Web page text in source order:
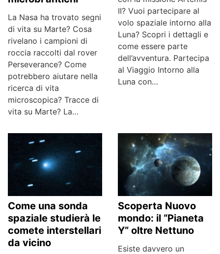
La Nasa ha trovato segni
di vita su Marte? Cosa
rivelano i campioni di
roccia raccolti dal rover
Perseverance? Come
potrebbero aiutare nella
ricerca di vita
microscopica? Tracce di
vita su Marte? La…
II? Vuoi partecipare al
volo spaziale intorno alla
Luna? Scopri i dettagli e
come essere parte
dell’avventura. Partecipa
al Viaggio Intorno alla
Luna con…
Come una sonda
spaziale studierà le
comete interstellari
da vicino
Scoperta Nuovo
mondo: il “Pianeta
Y” oltre Nettuno
Esiste davvero un